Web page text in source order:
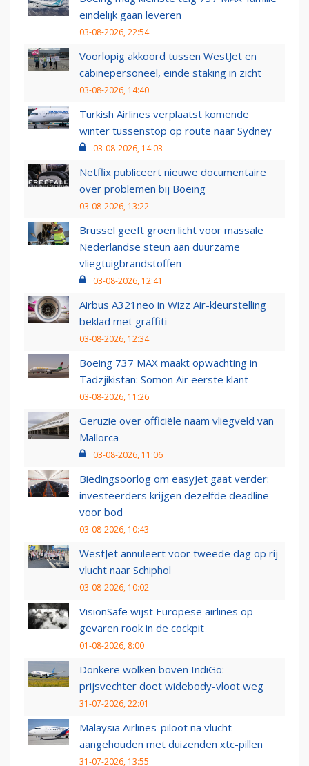
eindelijk gaan leveren
03-08-2026, 22:54
Voorlopig akkoord tussen WestJet en
cabinepersoneel, einde staking in zicht
03-08-2026, 14:40
Turkish Airlines verplaatst komende
winter tussenstop op route naar Sydney
03-08-2026, 14:03
Netflix publiceert nieuwe documentaire
over problemen bij Boeing
03-08-2026, 13:22
Brussel geeft groen licht voor massale
Nederlandse steun aan duurzame
vliegtuigbrandstoffen
03-08-2026, 12:41
Airbus A321neo in Wizz Air-kleurstelling
beklad met graffiti
03-08-2026, 12:34
Boeing 737 MAX maakt opwachting in
Tadzjikistan: Somon Air eerste klant
03-08-2026, 11:26
Geruzie over officiële naam vliegveld van
Mallorca
03-08-2026, 11:06
Biedingsoorlog om easyJet gaat verder:
investeerders krijgen dezelfde deadline
voor bod
03-08-2026, 10:43
WestJet annuleert voor tweede dag op rij
vlucht naar Schiphol
03-08-2026, 10:02
VisionSafe wijst Europese airlines op
gevaren rook in de cockpit
01-08-2026, 8:00
Donkere wolken boven IndiGo:
prijsvechter doet widebody-vloot weg
31-07-2026, 22:01
Malaysia Airlines-piloot na vlucht
aangehouden met duizenden xtc-pillen
31-07-2026, 13:55